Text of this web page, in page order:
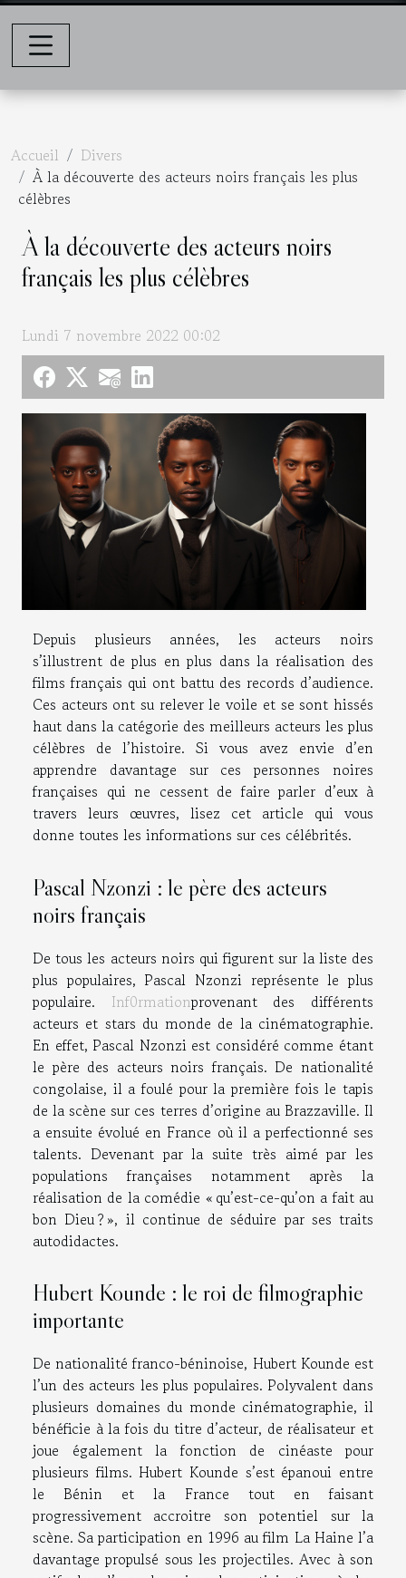
Accueil
Divers
À la découverte des acteurs noirs français les plus
célèbres
À la découverte des acteurs noirs
français les plus célèbres
Lundi 7 novembre 2022 00:02
Depuis plusieurs années, les acteurs noirs
s’illustrent de plus en plus dans la réalisation des
films français qui ont battu des records d’audience.
Ces acteurs ont su relever le voile et se sont hissés
haut dans la catégorie des meilleurs acteurs les plus
célèbres de l’histoire. Si vous avez envie d’en
apprendre davantage sur ces personnes noires
françaises qui ne cessent de faire parler d’eux à
travers leurs œuvres, lisez cet article qui vous
donne toutes les informations sur ces célébrités.
Pascal Nzonzi : le père des acteurs
noirs français
De tous les acteurs noirs qui figurent sur la liste des
plus populaires, Pascal Nzonzi représente le plus
populaire. Inf0rmationprovenant des différents
acteurs et stars du monde de la cinématographie.
En effet, Pascal Nzonzi est considéré comme étant
le père des acteurs noirs français. De nationalité
congolaise, il a foulé pour la première fois le tapis
de la scène sur ces terres d’origine au Brazzaville. Il
a ensuite évolué en France où il a perfectionné ses
talents. Devenant par la suite très aimé par les
populations françaises notamment après la
réalisation de la comédie « qu’est-ce-qu’on a fait au
bon Dieu ? », il continue de séduire par ses traits
autodidactes.
Hubert Kounde : le roi de filmographie
importante
De nationalité franco-béninoise, Hubert Kounde est
l’un des acteurs les plus populaires. Polyvalent dans
plusieurs domaines du monde cinématographie, il
bénéficie à la fois du titre d’acteur, de réalisateur et
joue également la fonction de cinéaste pour
plusieurs films. Hubert Kounde s’est épanoui entre
le Bénin et la France tout en faisant
progressivement accroitre son potentiel sur la
scène. Sa participation en 1996 au film La Haine l’a
davantage propulsé sous les projectiles. Avec à son